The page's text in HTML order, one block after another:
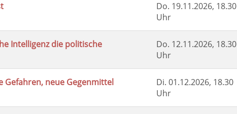
Do. 19.11.2026, 18.30
Uhr
Intelligenz die politische
Do. 12.11.2026, 18.30
Uhr
Gefahren, neue Gegenmittel Di. 01.12.2026, 18.30
Uhr